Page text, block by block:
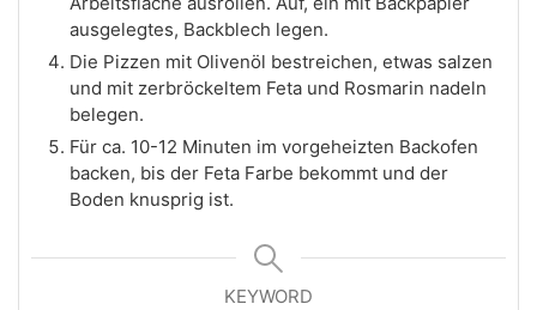
ausgelegtes, Backblech legen.
Die Pizzen mit Olivenöl bestreichen, etwas salzen
und mit zerbröckeltem Feta und Rosmarin nadeln
belegen.
Für ca. 10-12 Minuten im vorgeheizten Backofen
backen, bis der Feta Farbe bekommt und der
Boden knusprig ist.
KEYWORD